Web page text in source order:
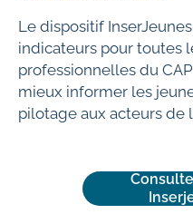
Le dispositif
indicateurs pour toutes
professionnelles du
mieux informer les
pilotage aux acteurs de